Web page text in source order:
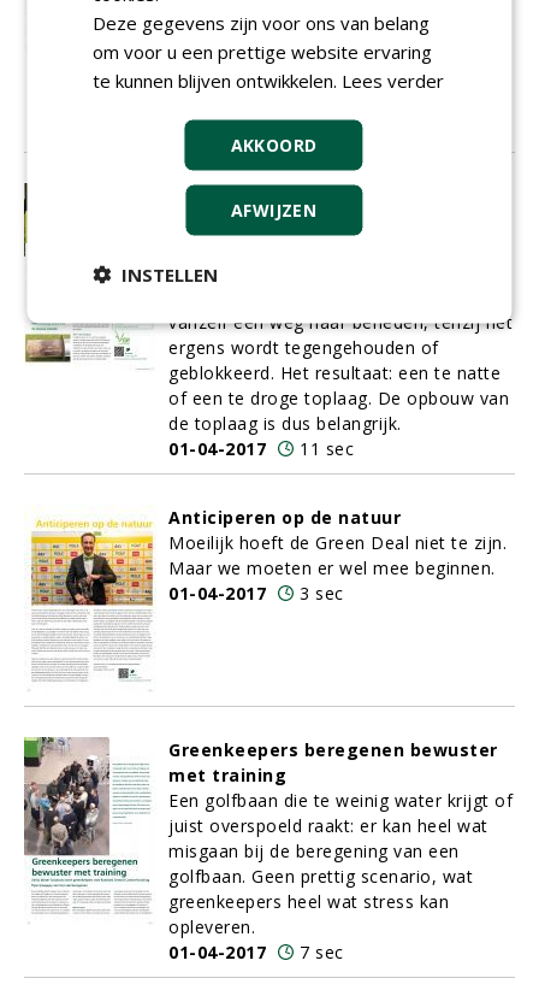
Golfbaan Heelsum in het gelijknamige
Gelderse plaatsje werden diverse
proefbunkers aangelegd. Het doel: een
01-04-2017
9 sec
Drainage en structuur: belangrijker
dan beregening?
structuur in de bodem op orde is? Die
vanzelf een weg naar beneden, tenzij het
ergens wordt tegengehouden of
geblokkeerd. Het resultaat: een te natte
of een te droge toplaag. De opbouw van
de toplaag is dus belangrijk.
01-04-2017
11 sec
Anticiperen op de natuur
Moeilijk hoeft de Green Deal niet te zijn.
Maar we moeten er wel mee beginnen.
01-04-2017
3 sec
Greenkeepers beregenen bewuster
met training
Een golfbaan die te weinig water krijgt of
juist overspoeld raakt: er kan heel wat
misgaan bij de beregening van een
golfbaan. Geen prettig scenario, wat
greenkeepers heel wat stress kan
opleveren.
01-04-2017
7 sec
Deze gegevens zijn voor ons van belang
om voor u een prettige website ervaring
te kunnen blijven ontwikkelen. Lees verder
AKKOORD
AFWIJZEN
INSTELLEN